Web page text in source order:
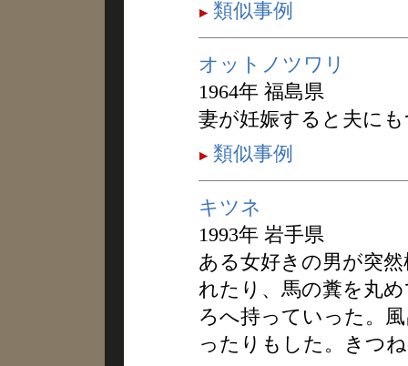
類似事例
オットノツワリ
1964年 福島県
妻が妊娠すると夫に
類似事例
キツネ
1993年 岩手県
ある女好きの男が突
れたり、馬の糞を丸
ろへ持っていった。
ったりもした。きつ